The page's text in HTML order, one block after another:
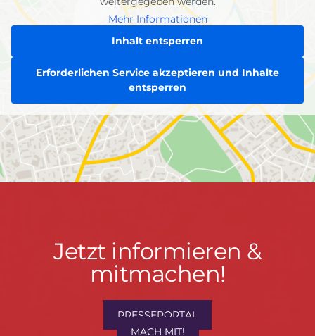
Mehr Informationen
Inhalt entsperren
Erforderlichen Service akzeptieren und Inhalte
entsperren
Jetzt
informieren
mitmachen!
Jetzt informieren &
mitmachen!
PRESSEPORTAL
MACH MIT!